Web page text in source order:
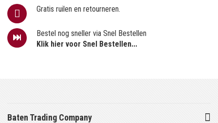
Gratis ruilen en retourneren.
Bestel nog sneller via Snel Bestellen
Klik hier voor Snel Bestellen...
Baten Trading Company